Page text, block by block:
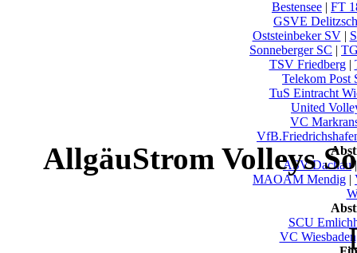
Bestensee | FT
GSVE Delitzsch
Oststeinbeker SV|
Sonneberger SC |
TSV Friedberg|
Telekom Post
TuS Eintracht
United
VC
ASV Dachau
MAOAM Mendig |
SCU
VC Wiesbaden
AllgäuStrom Volleys